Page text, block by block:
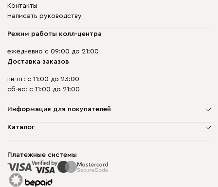
Контакты
Написать руководству
Режим работы колл-центра
ежедневно с 09:00 до 21:00
Доставка заказов
пн-пт: с 11:00 до 23:00
сб-вс: с 11:00 до 21:00
Информация для покупателей
О компании
Способы оплаты
Рассрочка и кредит
Гарантия
Каталог
Корпусная мебель
Распродажа мебели
Платежные системы